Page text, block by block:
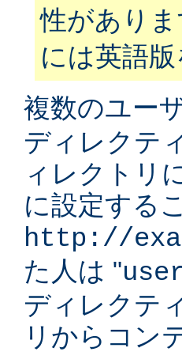
性があり
には英語
複数のユー
ディレクテ
ィレクトリ
に設定する
http://
た人は "
ディレクテ
リからコン